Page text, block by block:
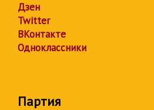
Дзен
Twitter
ВКонтакте
Одноклассники
Партия